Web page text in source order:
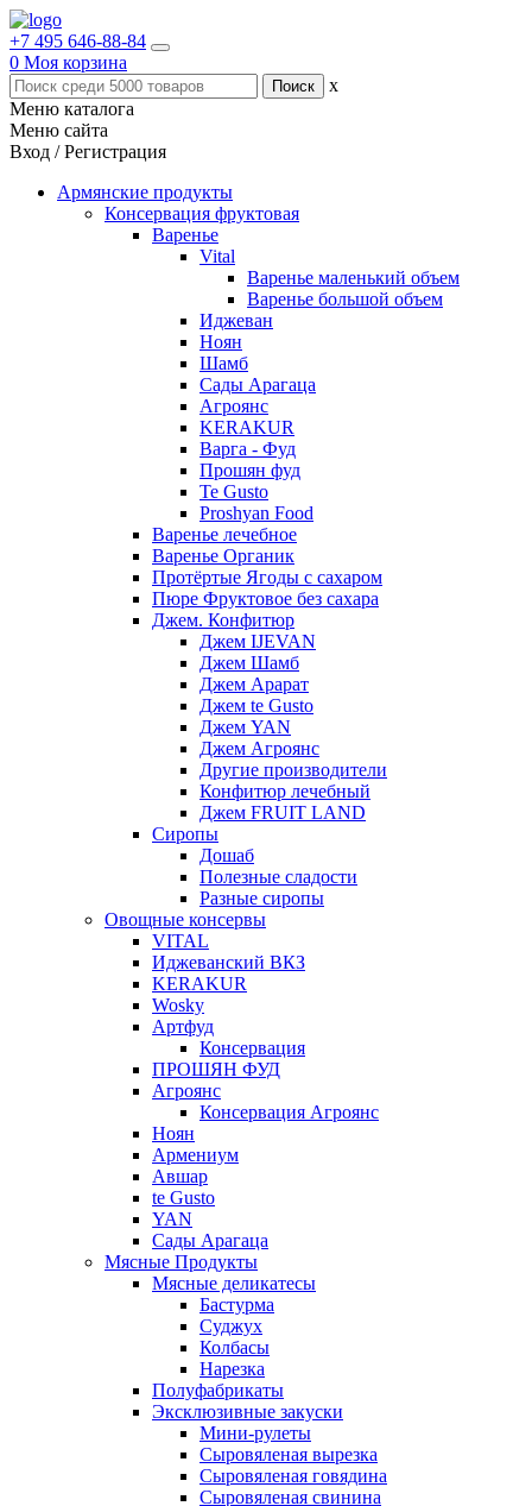
+7 495 646-88-84
0 Моя корзина
x
Меню каталога
Меню сайта
Вход / Регистрация
Армянские продукты
Консервация фруктовая
Варенье
Vital
Варенье маленький объем
Варенье большой объем
Иджеван
Ноян
Шамб
Сады Арагаца
Агроянс
KERAKUR
Варга - Фуд
Прошян фуд
Te Gusto
Proshyan Food
Варенье лечебное
Варенье Органик
Протёртые Ягоды с сахаром
Пюре Фруктовое без сахара
Джем. Конфитюр
Джем IJEVAN
Джем Шамб
Джем Арарат
Джем te Gusto
Джем YAN
Джем Агроянс
Другие производители
Конфитюр лечебный
Джем FRUIT LAND
Сиропы
Дошаб
Полезные сладости
Разные сиропы
Овощные консервы
VITAL
Иджеванский ВКЗ
KERAKUR
Wosky
Артфуд
Консервация
ПРОШЯН ФУД
Агроянс
Консервация Агроянс
Ноян
Армениум
Авшар
te Gusto
YAN
Сады Арагаца
Мясные Продукты
Мясные деликатесы
Бастурма
Суджух
Колбасы
Нарезка
Полуфабрикаты
Эксклюзивные закуски
Мини-рулеты
Сыровяленая вырезка
Сыровяленая говядина
Сыровяленая свинина